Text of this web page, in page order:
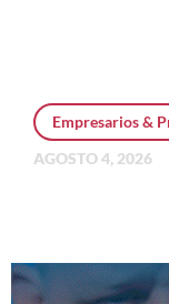
Empresarios &
AGOSTO 4, 2026